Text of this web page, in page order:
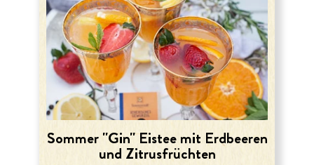
Sommer "Gin" Eistee mit Erdbeeren
und Zitrusfrüchten